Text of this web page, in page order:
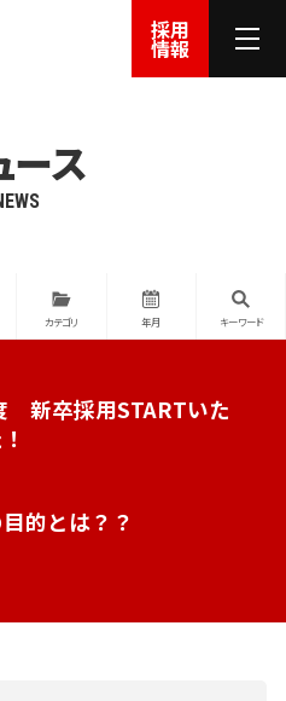
採用
情報
ース
カテゴリ 年月 キーワード
新卒採用STARTいた
的とは？？